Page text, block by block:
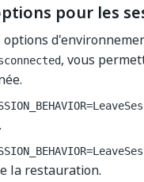
pour les
, vous
la restauration.